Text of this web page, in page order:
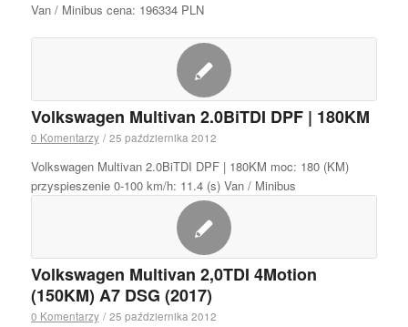
Van / Minibus cena: 196334 PLN
Volkswagen Multivan 2.0BiTDI DPF | 180KM
0 Komentarzy / 25 października 2012
Volkswagen Multivan 2.0BiTDI DPF | 180KM moc: 180 (KM)
przyspieszenie 0-100 km/h: 11.4 (s) Van / Minibus
Volkswagen Multivan 2,0TDI 4Motion
(150KM) A7 DSG (2017)
0 Komentarzy / 25 października 2012